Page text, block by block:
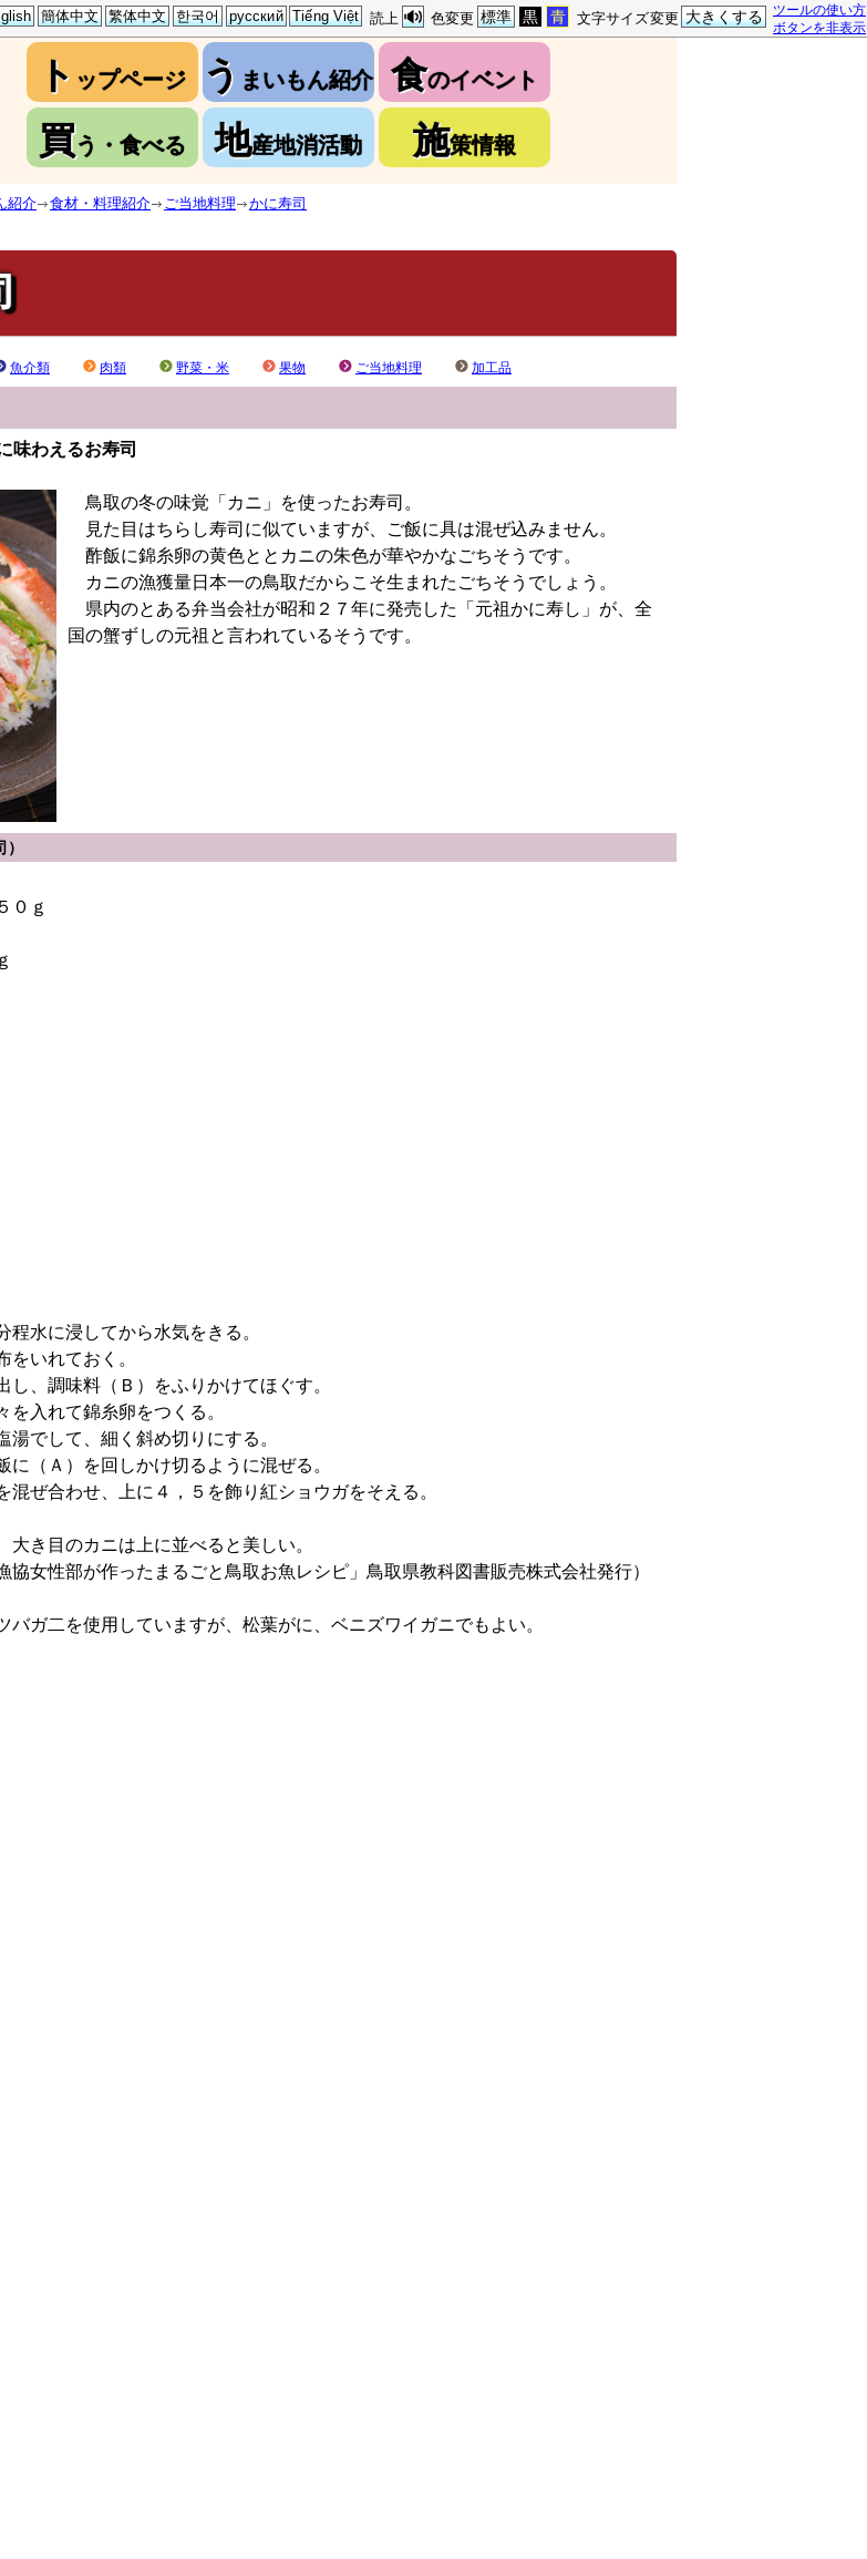
ツールの使い方
ボタンを非表示
文字サイズ変更 大きくする
色変更 標準 黒 青
読上
簡体中文 繁体中文 한국어 русский Tiếng Việt
ト ップページ う まいもん紹介 食のイベント
買う・食べる 地産地消活動 施策情報
紹介 食材・料理紹介 ご当地料理 かに寿司
魚介類 肉類 野菜・米 果物 ご当地料理 加工品
味わえるお寿司
鳥取の冬の味覚「カニ」を使ったお寿司。
見た目はちらし寿司に似ていますが、ご飯に具は混ぜ込みません。
酢飯に錦糸卵の黄色ととカニの朱色が華やかなごちそうです。
カニの漁獲量日本一の鳥取だからこそ生まれたごちそうでしょう。
県内のとある弁当会社が昭和２７年に発売した「元祖かに寿し」が、全
国の蟹ずしの元祖と言われているそうです。
０ｇ
水に浸してから水気をきる。
いれておく。
、調味料（Ｂ）をふりかけてほぐす。
入れて錦糸卵をつくる。
でして、細く斜め切りにする。
（Ａ）を回しかけ切るように混ぜる。
ぜ合わせ、上に４，５を飾り紅ショウガをそえる。
大き目のカニは上に並べると美しい。
協女性部が作ったまるごと鳥取お魚レシピ」鳥取県教科図書販売株式会社発行）
バガ二を使用していますが、松葉がに、ベニズワイガニでもよい。